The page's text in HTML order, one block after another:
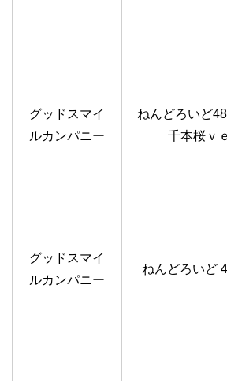
グッドスマイ
ルカンパニー
ねんどろいど
千本桜ｖ
グッドスマイ
ルカンパニー
ねんどろいど